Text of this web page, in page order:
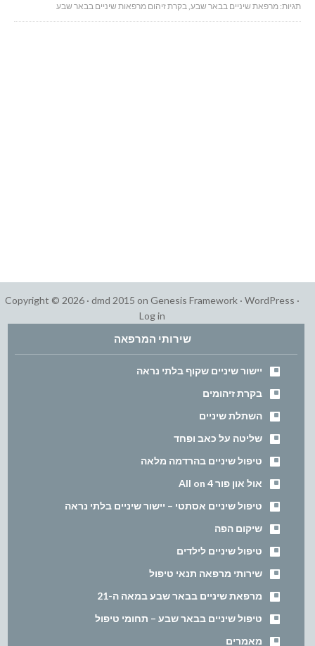
תגיות: מרפאת שיניים בבאר שבע,בקרת זיהום מרפאות שיניים בבאר שבע
Copyright © 2026 · dmd 2015 on Genesis Framework · WordPress ·
Log in
שירותי המרפאה
יישור שיניים שקוף בלתי נראה
בקרת זיהומים
השתלת שיניים
שליטה על כאב ופחד
טיפול שיניים בהרדמה מלאה
אול און פור All on 4
טיפול שיניים אסתטי – יישור שיניים בלתי נראה
שיקום הפה
טיפול שיניים לילדים
שירותי מרפאה תנאי טיפול
מרפאת שיניים בבאר שבע במאה ה-21
טיפול שיניים בבאר שבע – תחומי טיפול
מאמרים